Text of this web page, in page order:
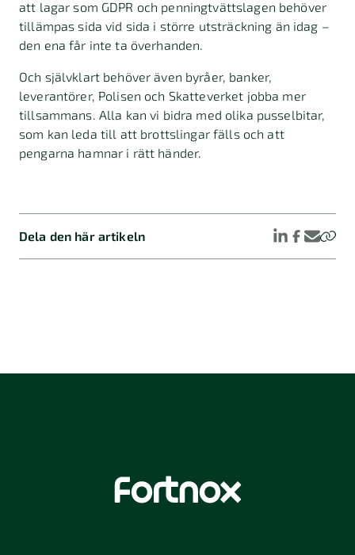
att lagar som GDPR och penningtvättslagen behöver
tillämpas sida vid sida i större utsträckning än idag –
den ena får inte ta överhanden.
Och självklart behöver även byråer, banker,
leverantörer, Polisen och Skatteverket jobba mer
tillsammans. Alla kan vi bidra med olika pusselbitar,
som kan leda till att brottslingar fälls och att
pengarna hamnar i rätt händer.
Dela den här artikeln